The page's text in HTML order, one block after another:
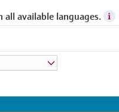
all available languages.